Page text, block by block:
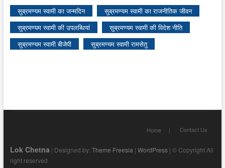
सुब्रमण्यम स्वामी का जन्मदिन
सुब्रमण्यम स्वामी का राजनीतिक जीवन
सुब्रमण्यम स्वामी की उपलब्धियां
सुब्रमण्यम स्वामी की विदेश नीति
सुब्रमण्यम स्वामी बीजेपी
सुब्रमण्यम स्वामी रामसेतु
Home Contact Us
Lok Chetna | Designed by: Theme Freesia | WordPress| © Copyright All
right reserved